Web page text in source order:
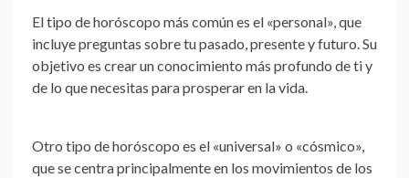
El tipo de horóscopo más común es el «personal», que
incluye preguntas sobre tu pasado, presente y futuro. Su
objetivo es crear un conocimiento más profundo de ti y
de lo que necesitas para prosperar en la vida.
Otro tipo de horóscopo es el «universal» o «cósmico»,
que se centra principalmente en los movimientos de los